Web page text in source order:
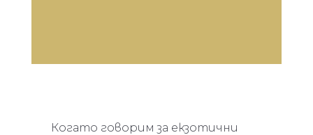
Когато говорим за екзотични